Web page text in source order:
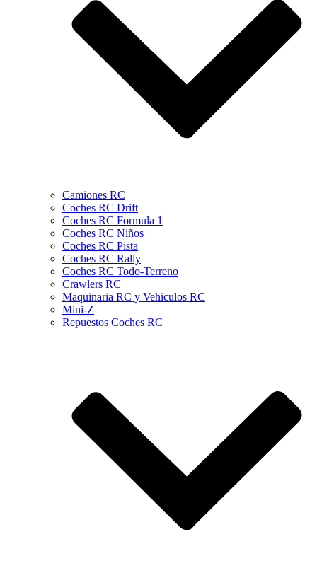
Camiones RC
Coches RC Drift
Coches RC Formula 1
Coches RC Niños
Coches RC Pista
Coches RC Rally
Coches RC Todo-Terreno
Crawlers RC
Maquinaria RC y Vehiculos RC
Mini-Z
Repuestos Coches RC